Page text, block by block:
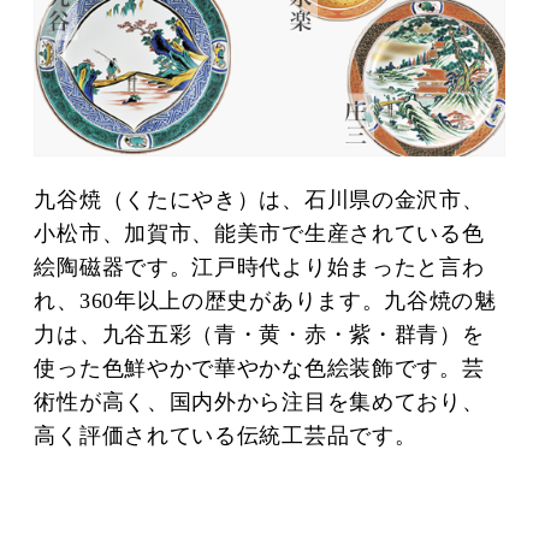
九谷焼（くたにやき）は、石川県の金沢市、
小松市、加賀市、能美市で生産されている色
絵陶磁器です。江戸時代より始まったと言わ
れ、360年以上の歴史があります。九谷焼の魅
力は、九谷五彩（青・黄・赤・紫・群青）を
使った色鮮やかで華やかな色絵装飾です。芸
術性が高く、国内外から注目を集めており、
高く評価されている伝統工芸品です。